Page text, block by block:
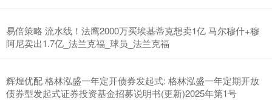
易倍策略 流水线！法鹰2000万买埃基蒂克想卖1亿 马尔穆什+穆
阿尼卖出1.7亿_法兰克福_球员_法兰克福
辉煌优配 格林泓盛一年定开债券发起式: 格林泓盛一年定期开放
债券型发起式证券投资基金招募说明书(更新)2025年第1号